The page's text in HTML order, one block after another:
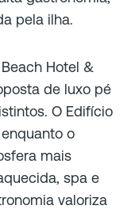
pela ilha.
Hotel &
de luxo pé
O Edifício
o
mais
spa e
valoriza